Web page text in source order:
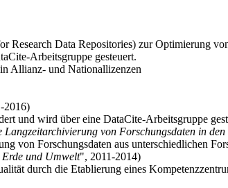
Research Data Repositories) zur Optimierung
Arbeitsgruppe gesteuert.
Allianz- und Nationallizenzen
2016)
und wird über eine DataCite-Arbeitsgruppe
von Forschungsdaten in den
von Forschungsdaten aus unterschiedlichen
Erde und Umwelt", 2011-2014)
durch die Etablierung eines